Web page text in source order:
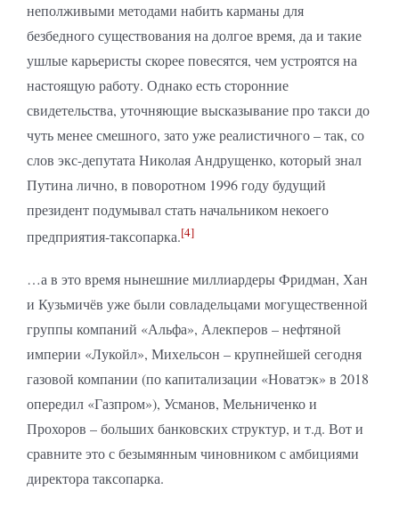
неполживыми методами набить карманы для
безбедного существования на долгое время, да и такие
ушлые карьеристы скорее повесятся, чем устроятся на
настоящую работу. Однако есть сторонние
свидетельства, уточняющие высказывание про такси до
чуть менее смешного, зато уже реалистичного – так, со
слов экс-депутата Николая Андрущенко, который знал
Путина лично, в поворотном 1996 году будущий
президент подумывал стать начальником некоего
предприятия-таксопарка.[4]
…а в это время нынешние миллиардеры Фридман, Хан
и Кузьмичёв уже были совладельцами могущественной
группы компаний «Альфа», Алекперов – нефтяной
империи «Лукойл», Михельсон – крупнейшей сегодня
газовой компании (по капитализации «Новатэк» в 2018
опередил «Газпром»), Усманов, Мельниченко и
Прохоров – больших банковских структур, и т.д. Вот и
сравните это с безымянным чиновником с амбициями
директора таксопарка.